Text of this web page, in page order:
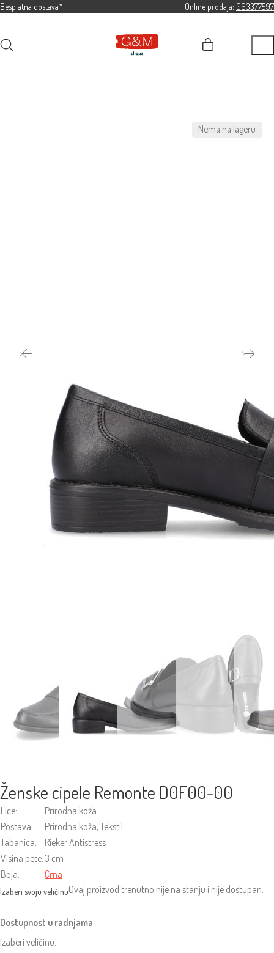
Besplatna dostava* Online prodaja: 063377597
Nema na lageru
Ženske cipele Remonte D0F00-00
Lice:
Prirodna koža
Postava:
Prirodna koža, Tekstil
Tabanica:
Rieker Antistress
Visina pete:3 cm
Boja:
Crna
Ovaj proizvod trenutno nije na stanju i nije dostupan.
Dostupnost u radnjama
Izaberi veličinu.